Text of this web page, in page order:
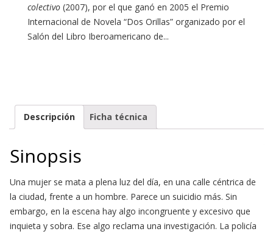
colectivo (2007), por el que ganó en 2005 el Premio
Internacional de Novela “Dos Orillas” organizado por el
Salón del Libro Iberoamericano de...
Descripción Ficha técnica
Sinopsis
Una mujer se mata a plena luz del día, en una calle céntrica de
la ciudad, frente a un hombre. Parece un suicidio más. Sin
embargo, en la escena hay algo incongruente y excesivo que
inquieta y sobra. Ese algo reclama una investigación. La policía